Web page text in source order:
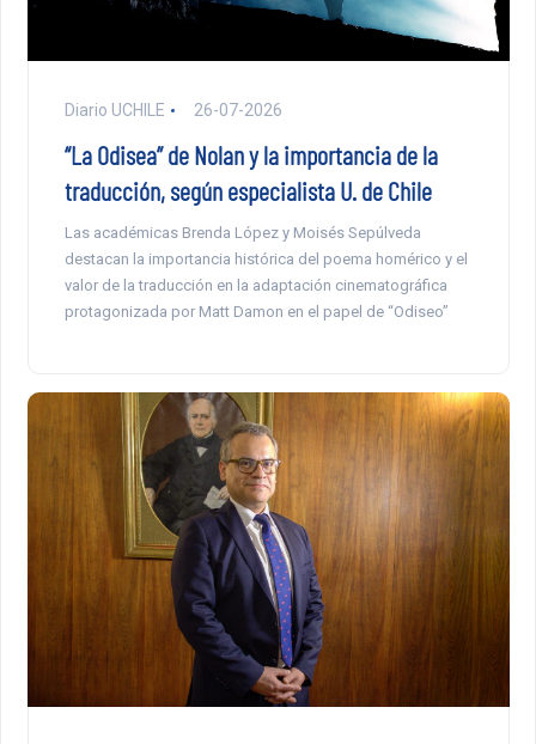
Diario UCHILE 26-07-2026
“La Odisea” de Nolan y la importancia de la
traducción, según especialista U. de Chile
Las académicas Brenda López y Moisés Sepúlveda
destacan la importancia histórica del poema homérico y el
valor de la traducción en la adaptación cinematográfica
protagonizada por Matt Damon en el papel de “Odiseo”